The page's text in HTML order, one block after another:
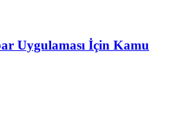
Uygulaması İçin Kamu